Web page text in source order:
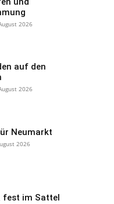
2026
auf den
2026
Neumarkt
2026
fest im Sattel